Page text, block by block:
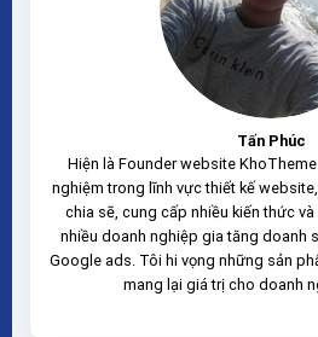
Tấn Phúc
Hiện là Founder website
nghiệm trong lĩnh vực thiết kế
chia sẽ, cung cấp nhiều kiến thức
nhiều doanh nghiệp gia tăng doanh
Google ads. Tôi hi vọng những sản
mang lại giá trị cho doanh